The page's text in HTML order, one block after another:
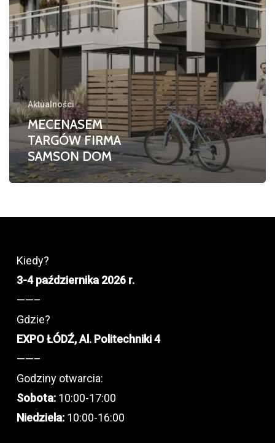
Aktualności
MECENASEM
TARGÓW FIRMA
SAMSON DOM
Kiedy?
3-4 października 2026 r.
——–
Gdzie?
EXPO ŁÓDŹ, Al. Politechniki 4
——–
Godziny otwarcia:
Sobota:10:00-17:00
Niedziela:10:00-16:00